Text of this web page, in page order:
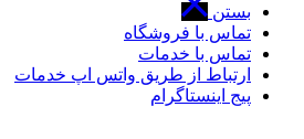
بستن
تماس با فروشگاه
تماس با خدمات
ارتباط از طریق واتس اپ خدمات
پیج اینستاگرام